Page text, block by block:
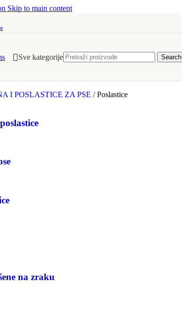
Skip to main content
Sve kategorije Search
I POSLASTICE ZA PSE / Poslastice
na zraku